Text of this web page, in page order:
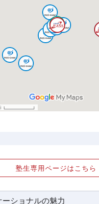
塾生専用ページはこちら
ーショナルの魅力